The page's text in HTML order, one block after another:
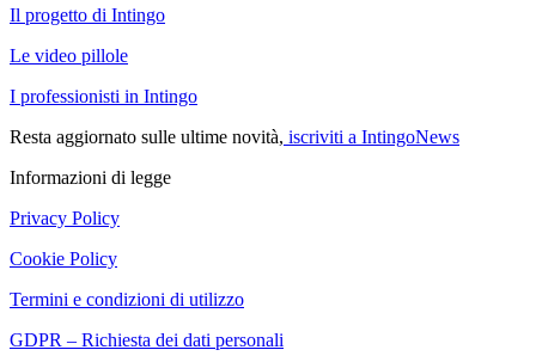
Il progetto di Intingo
Le video pillole
I professionisti in Intingo
Resta aggiornato sulle ultime novità, iscriviti a IntingoNews
Informazioni di legge
Privacy Policy
Cookie Policy
Termini e condizioni di utilizzo
GDPR – Richiesta dei dati personali